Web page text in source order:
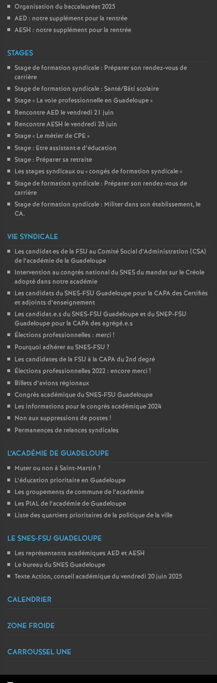
Organisation du baccalauréat 2025
AED : notre supplément pour la rentrée
AESH : notre supplément pour la rentrée
STAGES
Stage de formation syndicale : Préparer son rendez-vous de
carrière
Stage de formation syndicale : Santé/Bâti scolaire
Stage « La voie professionnelle en Guadeloupe»
Rencontre AED le vendredi 21 juin
Rencontre AESH le vendredi 28 juin
Stage « Le métier de CPE »
Stage : Etre assistant·e d’éducation
Stage : Préparer sa retraite
Les stages syndicaux ou «congés de formation syndicale»
Stage de formation syndicale : Préparer son rendez-vous de
carrière
Stage de formation syndicale : Militer dans son établissement, le
CA.
VIE SYNDICALE
Les candidat·es de la FSU au Comité Social d’Administration (CSA)
de l’académie de la Guadeloupe
Intervention au congrès national du SNES du mandat sur le Créole
adopté dans notre académie
Les candidats du SNES-FSU Guadeloupe pour la CAPA des Certifiés
et adjoints d’enseignement
Les candidat.e.s du SNES-FSU Guadeloupe et du SNEP-FSU
Guadeloupe pour la CAPA des agrégé.e.s
Élections professionnelles : merci !
Pourquoi adhérer au SNES-FSU ?
Les candidates de la FSU à la CAPA du 2nd degré
Élections professionnelles 2022 : encore merci !
Billets d’avions régionaux
Congrès académique du SNES-FSU Guadeloupe
Les informations pour le congrès académique 2024
Non aux suppressions de postes !
Permanences de relances syndicales
L’ACADÉMIE DE GUADELOUPE
Muter ou non à Saint-Martin ?
L’éducation prioritaire en Guadeloupe
Les groupements de commune de l’académie
Les PIAL de l’académie de Guadeloupe
Liste des quartiers prioritaires de la politique de la ville
LE SNES-FSU GUADELOUPE
Les représentants académiques AED et AESH
Le bureau du SNES Guadeloupe
Texte Action, conseil académique du vendredi 20 juin 2025
CALENDRIER
ZONE FROIDE
CARROUSSEL UNE